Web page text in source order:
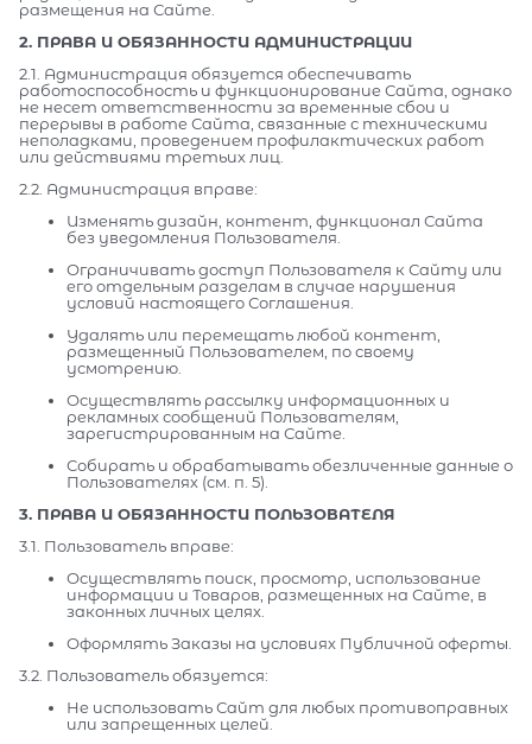
размещения на Сайте.
2. ПРАВА И ОБЯЗАННОСТИ АДМИНИСТРАЦИИ
2.1. Администрация обязуется обеспечивать
работоспособность и функционирование Сайта, однако
не несет ответственности за временные сбои и
перерывы в работе Сайта, связанные с техническими
неполадками, проведением профилактических работ
или действиями третьих лиц.
2.2. Администрация вправе:
Изменять дизайн, контент, функционал Сайта
без уведомления Пользователя.
Ограничивать доступ Пользователя к Сайту или
его отдельным разделам в случае нарушения
условий настоящего Соглашения.
Удалять или перемещать любой контент,
размещенный Пользователем, по своему
усмотрению.
Осуществлять рассылку информационных и
рекламных сообщений Пользователям,
зарегистрированным на Сайте.
Собирать и обрабатывать обезличенные данные о
Пользователях (см. п. 5).
3. ПРАВА И ОБЯЗАННОСТИ ПОЛЬЗОВАТЕЛЯ
3.1. Пользователь вправе:
Осуществлять поиск, просмотр, использование
информации и Товаров, размещенных на Сайте, в
законных личных целях.
Оформлять Заказы на условиях Публичной оферты.
3.2. Пользователь обязуется:
Не использовать Сайт для любых противоправных
или запрещенных целей.